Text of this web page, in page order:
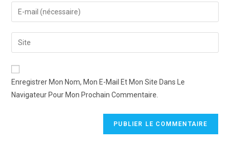
Enregistrer Mon Nom, Mon E-Mail Et Mon Site Dans Le
Navigateur Pour Mon Prochain Commentaire.